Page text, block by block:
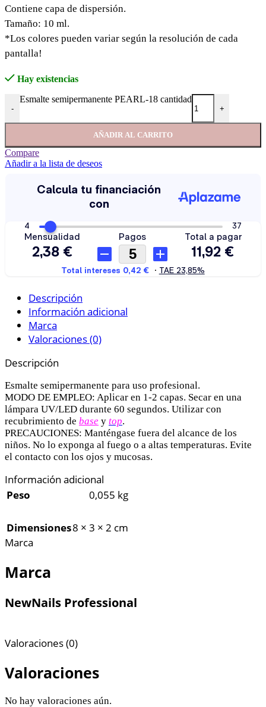
Contiene capa de dispersión.
Tamaño: 10 ml.
*Los colores pueden variar según la resolución de cada
pantalla!
Hay existencias
-
Esmalte semipermanente PEARL-18 cantidad
+
AÑADIR AL CARRITO
Compare
Añadir a la lista de deseos
Descripción
Información adicional
Marca
Valoraciones (0)
Descripción
Esmalte semipermanente para uso profesional.
MODO DE EMPLEO: Aplicar en 1-2 capas. Secar en una
lámpara UV/LED durante 60 segundos. Utilizar con
recubrimiento de base y top.
PRECAUCIONES: Manténgase fuera del alcance de los
niños. No lo exponga al fuego o a altas temperaturas. Evite
el contacto con los ojos y mucosas.
Información adicional
Peso
0,055 kg
Dimensiones8 × 3 × 2 cm
Marca
Marca
NewNails Professional
Valoraciones (0)
Valoraciones
No hay valoraciones aún.